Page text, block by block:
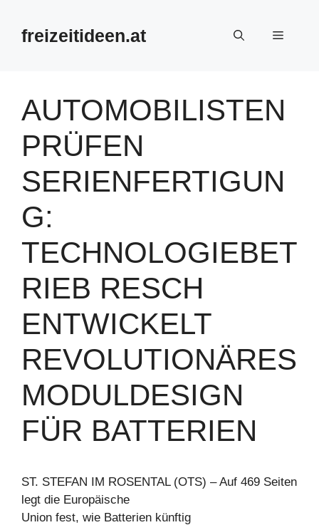
Inhalt
springenfreizeitideen.at Menü
AUTOMOBILISTEN
PRÜFEN
SERIENFERTIGUN
G:
TECHNOLOGIEBET
RIEB RESCH
ENTWICKELT
REVOLUTIONÄRES
MODULDESIGN
FÜR BATTERIEN
ST. STEFAN IM ROSENTAL (OTS) – Auf 469 Seiten
legt die Europäische
Union fest, wie Batterien künftig